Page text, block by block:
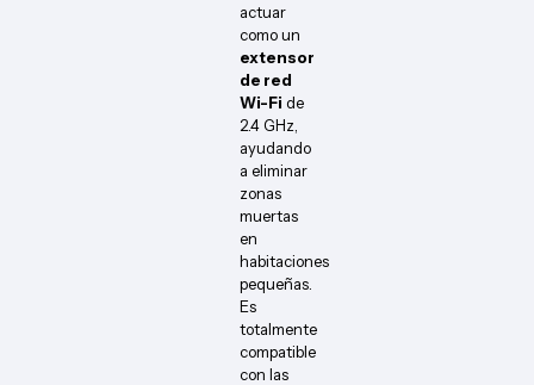
actuar
como un
extensor
de red
Wi-Fi de
2.4 GHz,
ayudando
a eliminar
zonas
muertas
en
habitaciones
pequeñas.
Es
totalmente
compatible
con las